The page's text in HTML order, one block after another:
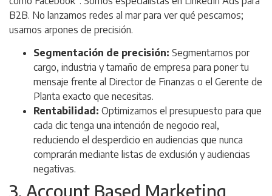
B2B. No lanzamos redes al mar para ver qué pescamos;
usamos arpones de precisión.
Segmentación de precisión: Segmentamos por
cargo, industria y tamaño de empresa para poner tu
mensaje frente al Director de Finanzas o el Gerente de
Planta exacto que necesitas.
Rentabilidad: Optimizamos el presupuesto para que
cada clic tenga una intención de negocio real,
reduciendo el desperdicio en audiencias que nunca
comprarán mediante listas de exclusión y audiencias
negativas.
3. Account Based Marketing